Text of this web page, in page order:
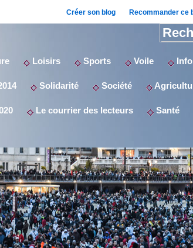
Créer son blog Recommander ce
Loisirs Sports Voile
Solidarité Société
Le courrier des lecteurs Santé